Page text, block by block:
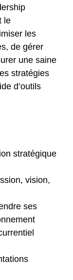
le
les
de gérer
une saine
stratégies
d’outils
stratégique
vision,
ses